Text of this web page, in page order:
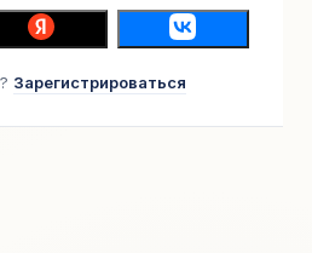
Зарегистрироваться